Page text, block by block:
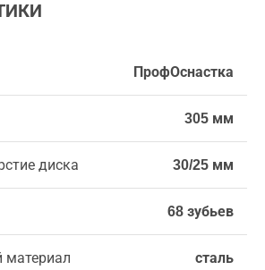
ПрофОснастка
305 мм
диска 30/25 мм
68 зубьев
сталь